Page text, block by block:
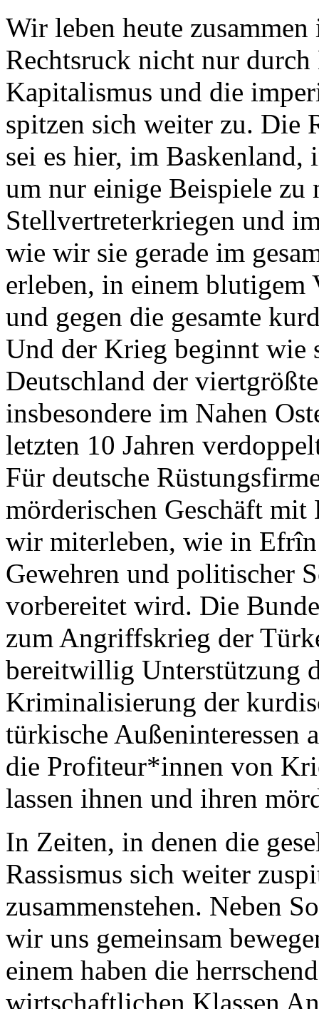
Wir leben heute
Rechtsruck nicht nur
Kapitalismus und die
spitzen sich weiter zu. Die
sei es hier, im
um nur einige Beispiele zu
Stellvertreterkriegen und
wie wir sie gerade im
erleben, in einem
und gegen die gesamte
Und der Krieg beginnt
Deutschland der
insbesondere im Nahen
letzten 10 Jahren
Für deutsche
mörderischen Geschäft
wir miterleben, wie in Efrîn
Gewehren und politischer
vorbereitet wird. Die
zum Angriffskrieg der
bereitwillig Unterstützung
Kriminalisierung der
türkische Außeninteressen
die Profiteur*innen von
lassen ihnen und ihren
In Zeiten, in denen die
Rassismus sich weiter
zusammenstehen. Neben
wir uns gemeinsam
einem haben die
wirtschaftlichen Klassen